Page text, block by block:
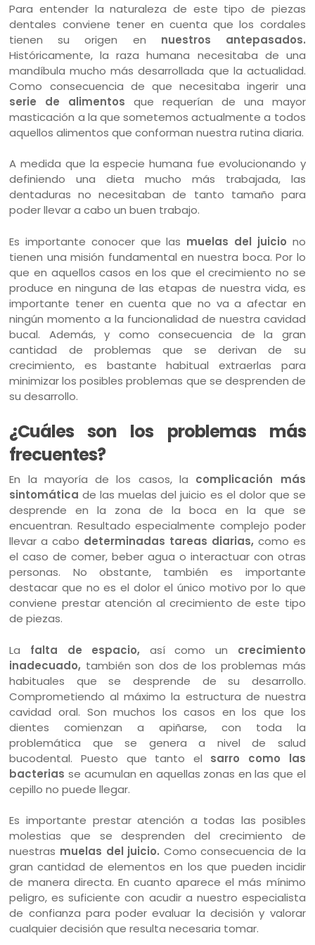
Para entender la naturaleza de este tipo de piezas
dentales conviene tener en cuenta que los cordales
tienen su origen en nuestros antepasados.
Históricamente, la raza humana necesitaba de una
mandíbula mucho más desarrollada que la actualidad.
Como consecuencia de que necesitaba ingerir una
serie de alimentos que requerían de una mayor
masticación a la que sometemos actualmente a todos
aquellos alimentos que conforman nuestra rutina diaria.
A medida que la especie humana fue evolucionando y
definiendo una dieta mucho más trabajada, las
dentaduras no necesitaban de tanto tamaño para
poder llevar a cabo un buen trabajo.
Es importante conocer que las muelas del juicio no
tienen una misión fundamental en nuestra boca. Por lo
que en aquellos casos en los que el crecimiento no se
produce en ninguna de las etapas de nuestra vida, es
importante tener en cuenta que no va a afectar en
ningún momento a la funcionalidad de nuestra cavidad
bucal. Además, y como consecuencia de la gran
cantidad de problemas que se derivan de su
crecimiento, es bastante habitual extraerlas para
minimizar los posibles problemas que se desprenden de
su desarrollo.
¿Cuáles son los problemas más
frecuentes?
En la mayoría de los casos, la complicación más
sintomáticade las muelas del juicio es el dolor que se
desprende en la zona de la boca en la que se
encuentran. Resultado especialmente complejo poder
llevar a cabo determinadas tareas diarias, como es
el caso de comer, beber agua o interactuar con otras
personas. No obstante, también es importante
destacar que no es el dolor el único motivo por lo que
conviene prestar atención al crecimiento de este tipo
de piezas.
La falta de espacio, así como un crecimiento
inadecuado, también son dos de los problemas más
habituales que se desprende de su desarrollo.
Comprometiendo al máximo la estructura de nuestra
cavidad oral. Son muchos los casos en los que los
dientes comienzan a apiñarse, con toda la
problemática que se genera a nivel de salud
bucodental. Puesto que tanto el sarro como las
bacteriasse acumulan en aquellas zonas en las que el
cepillo no puede llegar.
Es importante prestar atención a todas las posibles
molestias que se desprenden del crecimiento de
nuestras muelas del juicio. Como consecuencia de la
gran cantidad de elementos en los que pueden incidir
de manera directa. En cuanto aparece el más mínimo
peligro, es suficiente con acudir a nuestro especialista
de confianza para poder evaluar la decisión y valorar
cualquier decisión que resulta necesaria tomar.